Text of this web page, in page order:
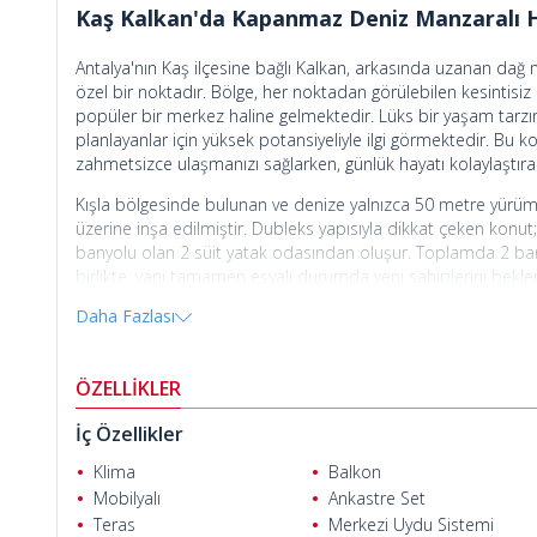
Kaş Kalkan'da Kapanmaz Deniz Manzaralı
Antalya'nın Kaş ilçesine bağlı Kalkan, arkasında uzanan
özel bir noktadır. Bölge, her noktadan görülebilen
popüler bir merkez haline gelmektedir. Lüks bir yaşam
planlayanlar için yüksek potansiyeliyle ilgi görmektedir. Bu
zahmetsizce ulaşmanızı sağlarken, günlük hayatı
Kışla bölgesinde bulunan ve denize yalnızca 50 metre
üzerine inşa edilmiştir. Dubleks yapısıyla dikkat çeken
banyolu olan 2 süit yatak odasından oluşur. Toplamda 2
birlikte, yani tamamen eşyalı durumda yeni sahiplerini
ihtimali yoktur. Kışla’nın sakin ve seçkin ortamında yer
gayrimenkul yatırımı arayanlar için nitelikli bir alternatiftir.
Antalya Kalkan’daki satılık villa
noktalarına yürüyerek ulaşmak mümkündür. Ayrıca villa,
Daha Fazlası
ÖZELLİKLER
İç Özellikler
Klima
Balkon
Mobilyalı
Ankastre Set
Teras
Merkezi Uydu Sistemi